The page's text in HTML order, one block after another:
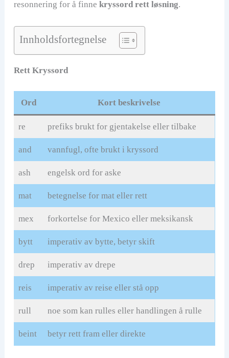
resonnering for å finne kryssord rett løsning.
Innholdsfortegnelse
Rett Kryssord
Ord Kort beskrivelse
re prefiks brukt for gjentakelse eller tilbake
and vannfugl, ofte brukt i kryssord
ash engelsk ord for aske
mat betegnelse for mat eller rett
mex forkortelse for Mexico eller meksikansk
bytt imperativ av bytte, betyr skift
drep imperativ av drepe
reis imperativ av reise eller stå opp
rull noe som kan rulles eller handlingen å rulle
beint betyr rett fram eller direkte